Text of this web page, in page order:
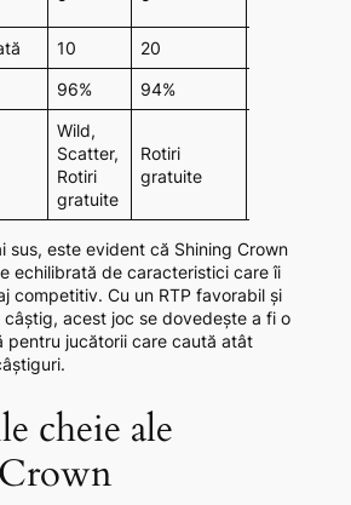
10 20
96% 94%
Wild,
Scatter,
Rotiri
gratuite
Rotiri
gratuite
sus, este evident că Shining Crown
echilibrată de caracteristici care îi
competitiv. Cu un RTP favorabil și
acest joc se dovedește a fi o
pentru jucătorii care caută atât
cheie ale